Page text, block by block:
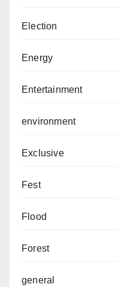
Election
Energy
Entertainment
environment
Exclusive
Fest
Flood
Forest
general